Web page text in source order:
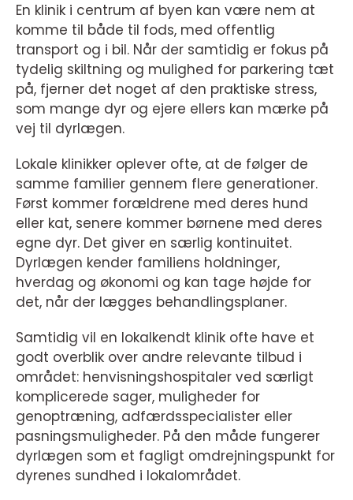
En klinik i centrum af byen kan være nem at
komme til både til fods, med offentlig
transport og i bil. Når der samtidig er fokus på
tydelig skiltning og mulighed for parkering tæt
på, fjerner det noget af den praktiske stress,
som mange dyr og ejere ellers kan mærke på
vej til dyrlægen.
Lokale klinikker oplever ofte, at de følger de
samme familier gennem flere generationer.
Først kommer forældrene med deres hund
eller kat, senere kommer børnene med deres
egne dyr. Det giver en særlig kontinuitet.
Dyrlægen kender familiens holdninger,
hverdag og økonomi og kan tage højde for
det, når der lægges behandlingsplaner.
Samtidig vil en lokalkendt klinik ofte have et
godt overblik over andre relevante tilbud i
området: henvisningshospitaler ved særligt
komplicerede sager, muligheder for
genoptræning, adfærdsspecialister eller
pasningsmuligheder. På den måde fungerer
dyrlægen som et fagligt omdrejningspunkt for
dyrenes sundhed i lokalområdet.